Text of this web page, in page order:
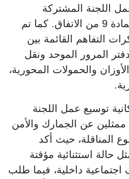
عمل اللجنة المشتركة
المنصوص عليها في المادة 9 من الاتفاق. كما تم
التفاهم القائمة بين
المرور الموحد ونقل
والحمولات المحورية،
توسيع عمل اللجنة
ممثلين عن الجمارك والأمن
المناقلة، حيث أكد
حالة استثنائية مؤقتة
داخلية، فيما طلب